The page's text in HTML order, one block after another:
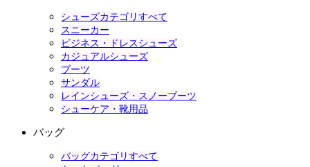
シューズカテゴリすべて
スニーカー
ビジネス・ドレスシューズ
カジュアルシューズ
ブーツ
サンダル
レインシューズ・スノーブーツ
シューケア・靴用品
バッグ
バッグカテゴリすべて